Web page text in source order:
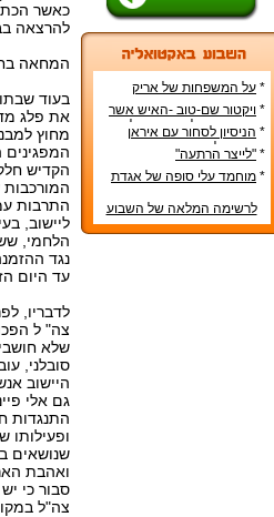
* על המשפחות של אריק
איינשטיין ואורי זוהר
* ויקטור שם-טוב -האיש אשר
עיצב את מפלגת השמאל
מפ"ם
* הניסיון לסחור עם איראן
בדרכים לא-כשרות
* "לייצר הרתעה"
* מוחמד עלי סופה של אגדת
לרשימה המלאה של השבוע
כאשר
להרצאה
המחאה
בעוד
את פלג
מחוץ
הקדיש
התרבות
ליישוב,
הלחמי,
נגד
עד היום
לדבריו,
צה" ל
שלא
סובלני,
היישוב
גם אלי
התנגדות
ופעילותו
שנושאים
ואהבת
סבור כי
צה"ל